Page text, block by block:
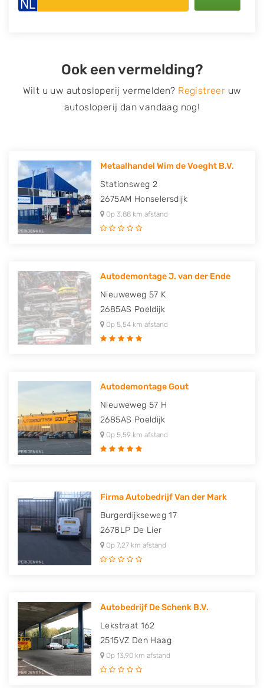
Ook een vermelding?
Wilt u uw autosloperij vermelden? Registreer uw
autosloperij dan vandaag nog!
Metaalhandel Wim de Voeght B.V.
Stationsweg 2
2675AM Honselersdijk
Op 3,88 km afstand
Autodemontage J. van der Ende
Nieuweweg 57 K
2685AS Poeldijk
Op 5,54 km afstand
Autodemontage Gout
Nieuweweg 57 H
2685AS Poeldijk
Op 5,59 km afstand
Firma Autobedrijf Van der Mark
Burgerdijkseweg 17
2678LP De Lier
Op 7,27 km afstand
Autobedrijf De Schenk B.V.
Lekstraat 162
2515VZ Den Haag
Op 13,90 km afstand